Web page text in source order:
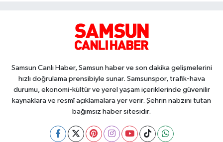
Samsun Canlı Haber, Samsun haber ve son dakika gelişmelerini
hızlı doğrulama prensibiyle sunar. Samsunspor, trafik-hava
durumu, ekonomi-kültür ve yerel yaşam içeriklerinde güvenilir
kaynaklara ve resmî açıklamalara yer verir. Şehrin nabzını tutan
bağımsız haber sitesidir.